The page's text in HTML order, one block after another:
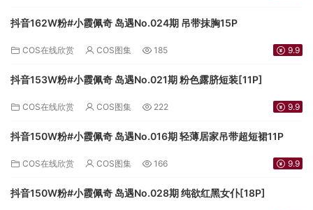
抖音162W粉#小霞佩奇 岛遇No.024期 吊带抹胸15P
COS在线欣赏 COS图集 185 9.9
抖音153W粉#小霞佩奇 岛遇No.021期 粉色露脐短装[11P]
COS在线欣赏 COS图集 222 9.9
抖音150W粉#小霞佩奇 岛遇No.016期 轻薄居家吊带超短裙11P
COS在线欣赏 COS图集 166 9.9
抖音150W粉#小霞佩奇 岛遇No.028期 纯欲红黑女仆[18P]